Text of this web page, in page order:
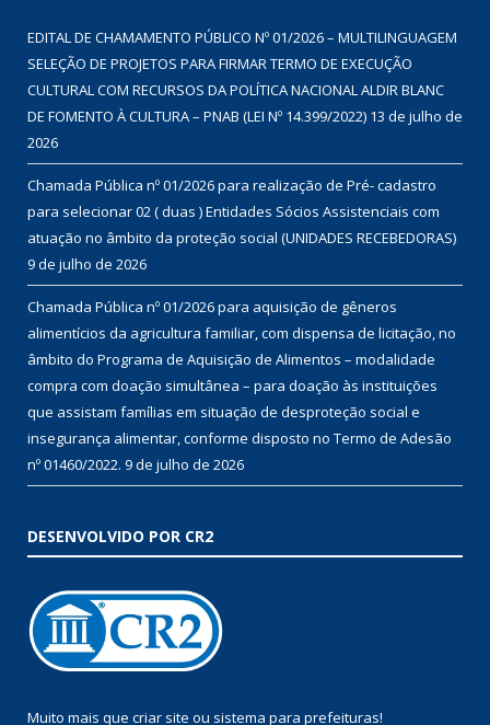
EDITAL DE CHAMAMENTO PÚBLICO Nº 01/2026 – MULTILINGUAGEM
SELEÇÃO DE PROJETOS PARA FIRMAR TERMO DE EXECUÇÃO
CULTURAL COM RECURSOS DA POLÍTICA NACIONAL ALDIR BLANC
DE FOMENTO À CULTURA – PNAB (LEI Nº 14.399/2022) 13 de julho de
2026
Chamada Pública nº 01/2026 para realização de Pré- cadastro
para selecionar 02 ( duas ) Entidades Sócios Assistenciais com
atuação no âmbito da proteção social (UNIDADES RECEBEDORAS)
9 de julho de 2026
Chamada Pública nº 01/2026 para aquisição de gêneros
alimentícios da agricultura familiar, com dispensa de licitação, no
âmbito do Programa de Aquisição de Alimentos – modalidade
compra com doação simultânea – para doação às instituições
que assistam famílias em situação de desproteção social e
insegurança alimentar, conforme disposto no Termo de Adesão
nº 01460/2022. 9 de julho de 2026
DESENVOLVIDO POR CR2
Muito mais que criar site ou sistema para prefeituras!